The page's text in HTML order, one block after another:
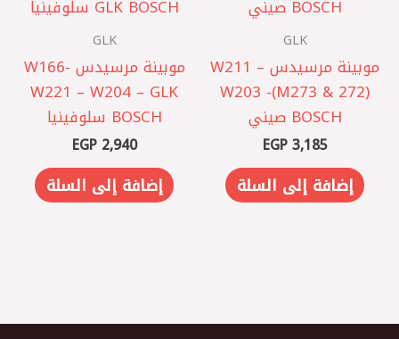
GLK
موبينة مرسيدس W211 –
W203 -(M273 & 272)
BOSCH صيني
EGP3,185
إضافة إلى السلة
GLK
موبينة مرسيدس W166-
W221 – W204 – GLK
BOSCH سلوفينيا
EGP2,940
إضافة إلى السلة